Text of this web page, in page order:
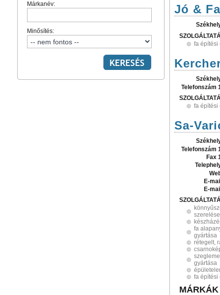
Márkanév:
Minősítés:
Jó &
fa építési
Telefonszám
fa építési
Sa-
Telefonszám
Fax
E-
E-
fa
gyártása
rétegelt,
gyártása
fa építési
MÁRKÁK